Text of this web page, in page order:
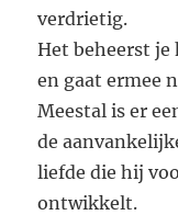
verdrietig.
Het beheerst je
en gaat ermee
Meestal is er
de
liefde die hij
ontwikkelt.